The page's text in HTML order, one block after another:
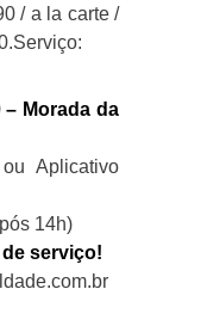
/ a la carte /
– Morada da
Aplicativo
14h)
serviço!